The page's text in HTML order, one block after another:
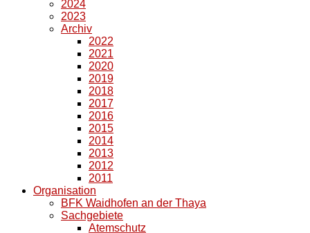
2024
2023
Archiv
2022
2021
2020
2019
2018
2017
2016
2015
2014
2013
2012
2011
Organisation
BFK Waidhofen an der Thaya
Sachgebiete
Atemschutz